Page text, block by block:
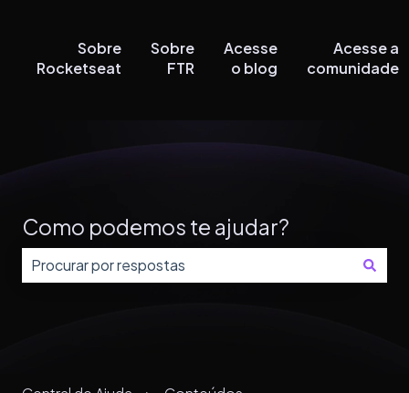
Sobre
Rocketseat
Sobre
FTR
Acesse
o blog
Acesse a
comunidade
Como podemos te ajudar?